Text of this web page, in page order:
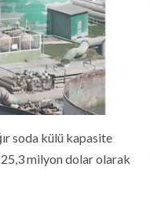
soda külü kapasite
milyon dolar olarak